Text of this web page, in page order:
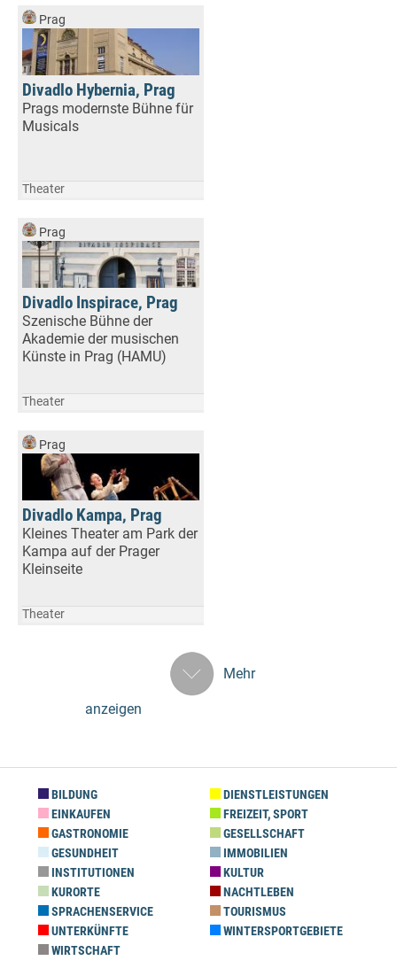
Prag
Divadlo Hybernia, Prag
Prags modernste Bühne für
Musicals
Theater
Prag
Divadlo Inspirace, Prag
Szenische Bühne der
Akademie der musischen
Künste in Prag (HAMU)
Theater
Prag
Divadlo Kampa, Prag
Kleines Theater am Park der
Kampa auf der Prager
Kleinseite
Theater
Mehr
anzeigen
BILDUNG
DIENSTLEISTUNGEN
EINKAUFEN
FREIZEIT, SPORT
GASTRONOMIE
GESELLSCHAFT
GESUNDHEIT
IMMOBILIEN
INSTITUTIONEN
KULTUR
KURORTE
NACHTLEBEN
SPRACHENSERVICE
TOURISMUS
UNTERKÜNFTE
WINTERSPORTGEBIETE
WIRTSCHAFT